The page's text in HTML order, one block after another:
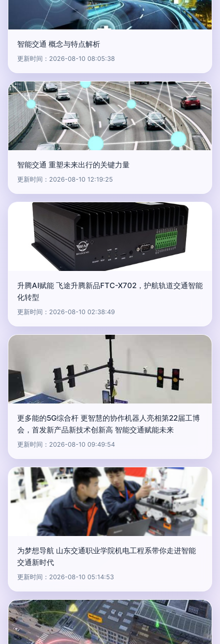
智能交通 概念与特点解析
更新时间：2026-08-10 08:05:38
智能交通 重塑未来出行的关键力量
更新时间：2026-08-10 12:19:25
升腾AI赋能 飞途升腾新品FTC-X702，护航轨道交通智能
化转型
更新时间：2026-08-10 02:38:49
更多能的5G综合杆 更智慧的协作机器人亮相第22届工博
会，首发新产品新技术创新高 智能交通赋能未来
更新时间：2026-08-10 09:49:54
为梦想导航 山东交通职业学院机电工程系带你走进智能
交通新时代
更新时间：2026-08-10 05:14:53